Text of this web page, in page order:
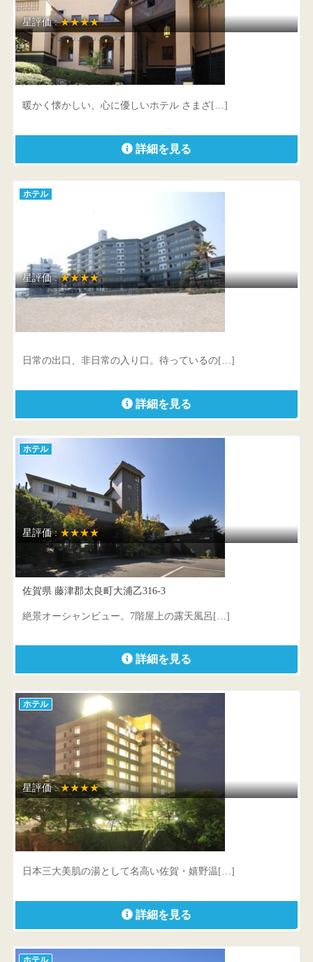
星評価 :★★★★
ハミルトン宇礼志野
嬉野市嬉野町岩屋川内288-1
暖かく懐かしい、心に優しいホテル さまざ[…]
詳細を見る
ホテル
星評価 :★★★★
佐賀県 唐津市東唐津4-182
日常の出口、非日常の入り口。待っているの[…]
詳細を見る
ホテル
星評価 :★★★★
太良嶽温泉 蟹御殿
佐賀県 藤津郡太良町大浦乙316-3
絶景オーシャンビュー。7階屋上の露天風呂[…]
詳細を見る
ホテル
星評価 :★★★★
ホテル 華翠苑
佐賀県 嬉野市嬉野町岩屋川内甲333番地
日本三大美肌の湯として名高い佐賀・嬉野温[…]
詳細を見る
ホテル